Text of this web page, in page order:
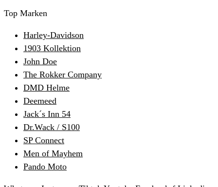
Top Marken
Harley-Davidson
1903 Kollektion
John Doe
The Rokker Company
DMD Helme
Deemeed
Jack´s Inn 54
Dr.Wack / S100
SP Connect
Men of Mayhem
Pando Moto